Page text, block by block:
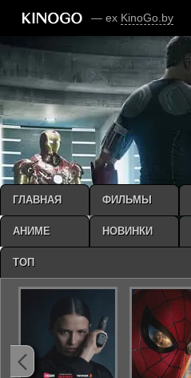
— ex KinoGo.by
ГЛАВНАЯ ФИЛЬМЫ
АНИМЕ НОВИНКИ
ТОП